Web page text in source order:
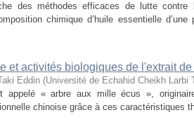
des méthodes efficaces de lutte
chimique d’huile essentielle
et activités biologiques de l'extrait
Eddin (Université de Echahid Cheikh Larbi
appelé « arbre aux mille écus »,
chinoise grâce à ces caractéristiques